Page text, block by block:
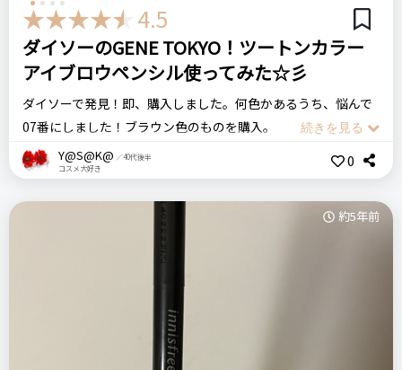
1,210円 ドラッグストア
カネボウ ケイト
ラスティングデザインアイブロウ
ドラコス
アイブロウ
＼ショップで商品を探す／
リピート回数・頻度
3回目 次回もリピートしたい◎
ログイン
良いところ
・安い
・おちにくい
売り切れていることがある
4.5
ダイソーのGENE TOKYO！ツートンカラー
アイブロウペンシル使ってみた☆彡
ダイソーで発見！即、購入しました。何色かあるうち、悩んで
07番にしました！ブラウン色のものを購入。
芯が濃い色と薄い色で半分ずつに分かれています。ツートン！
細く濃く、太く薄く描ける、そして三角芯なので常に尖った部
えるアイブローに見えないデザインです。
見た目は硬そうな芯ですが、実際に使ってみるとスルスル～～
～っと滑らかに描ける柔らかめの芯です。形状と柔らかさで慣
れるまでちょっとしたコツが要りますが、慣れたら簡単です。
色もちも悪くなくおススメできます。夏場に、汗で落ちないか
はわからないですが期待します。
反対側には、ぼかし整えられるブラシもついていて何よりで
Y@S@K@ ／40代後半
コスメ大好き
0
約5年前